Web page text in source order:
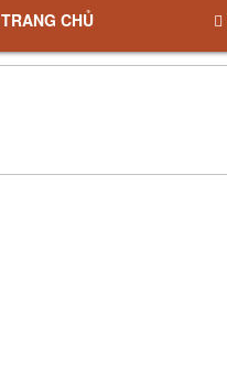
TRANG CHỦ